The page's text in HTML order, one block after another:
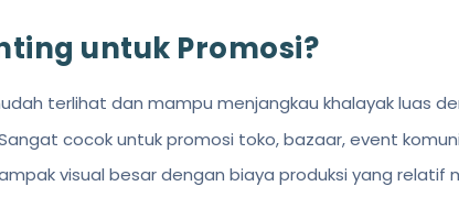
untuk Promosi?
terlihat dan mampu menjangkau khalayak luas
cocok untuk promosi toko, bazaar, event
visual besar dengan biaya produksi yang relatif